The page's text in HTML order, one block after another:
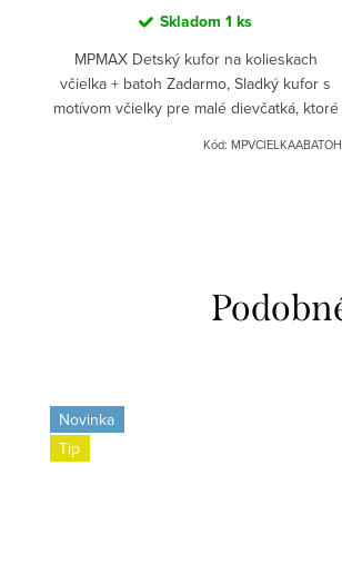
Skladom 1 ks
MPMAX Detský kufor na kolieskach
včielka + batoh Zadarmo, Sladký kufor s
motívom včielky pre malé dievčatká, ktoré
Kód: MPVCIELKAABATOH
Novinka
Tip